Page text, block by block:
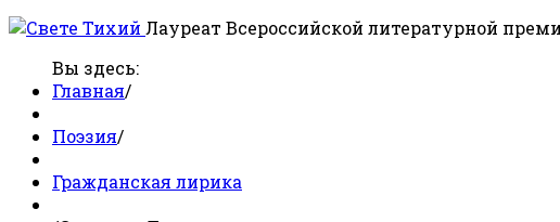
Лауреат Всероссийской литературной
Вы здесь:
Главная/
Поэзия/
Гражданская лирика